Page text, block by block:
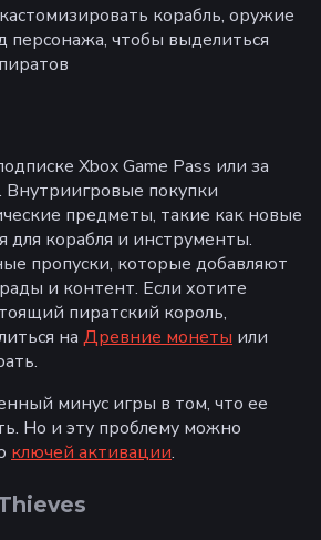
корабль, оружие
персонажа, чтобы выделиться
Xbox Game Pass или за
Внутриигровые покупки
предметы, такие как новые
для корабля и инструменты.
пропуски, которые добавляют
и контент. Если хотите
пиратский король,
на Древние монеты или
минус игры в том, что ее
Но и эту проблему можно
ключей активации.